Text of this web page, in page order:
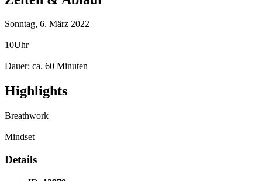
Sonntag, 6. März 2022
10Uhr
Dauer: ca. 60 Minuten
Highlights
Breathwork
Mindset
Details